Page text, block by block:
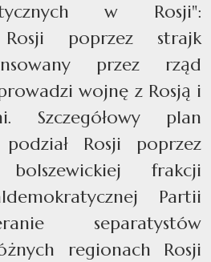
w Rosji":
Rosji poprzez strajk
przez rząd
wojnę z Rosją i
Szczegółowy plan
podział Rosji poprzez
bolszewickiej frakcji
Partii
separatystów
regionach Rosji